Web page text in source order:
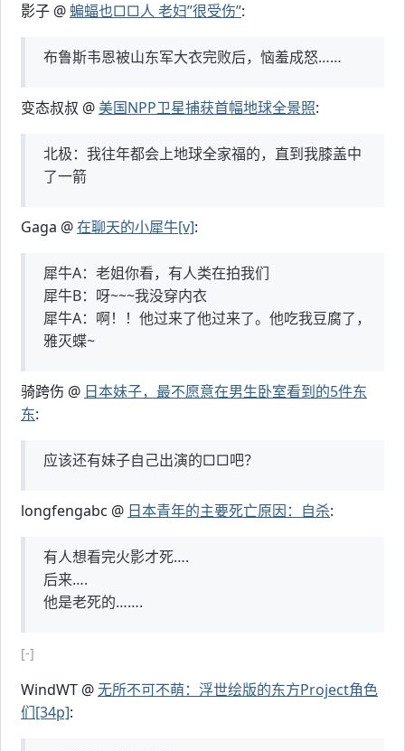
影子 @蝙蝠也□□人 老妇”很受伤”:
布鲁斯韦恩被山东军大衣完败后，恼羞成怒……
变态叔叔 @ 美国NPP卫星捕获首幅地球全景照:
北极：我往年都会上地球全家福的，直到我膝盖中
了一箭
Gaga @在聊天的小犀牛[v]:
犀牛A：老姐你看，有人类在拍我们
犀牛B：呀~~~我没穿内衣
犀牛A：啊！！他过来了他过来了。他吃我豆腐了，
雅灭蝶~
骑跨伤 @ 日本妹子，最不愿意在男生卧室看到的5件东
东:
应该还有妹子自己出演的□□吧？
longfengabc @ 日本青年的主要死亡原因：自杀:
有人想看完火影才死….
后来….
他是老死的…….
[-]
WindWT @无所不可不萌：浮世绘版的东方Project角色
们[34p]: